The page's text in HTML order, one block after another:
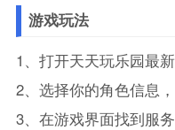
游戏玩法
1、打开天天玩乐园最
2、选择你的角色信息
3、在游戏界面找到服